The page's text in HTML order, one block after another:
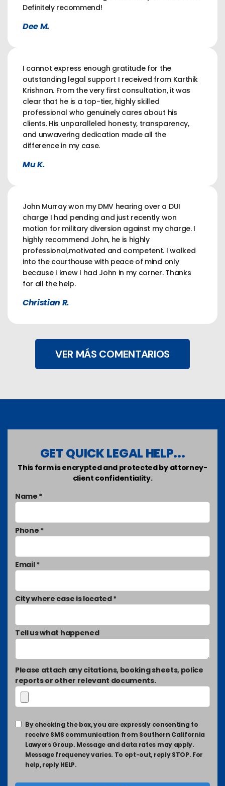
Definitely recommend!
Dee M.
I cannot express enough gratitude for the
outstanding legal support I received from Karthik
Krishnan. From the very first consultation, it was
clear that he is a top-tier, highly skilled
professional who genuinely cares about his
clients. His unparalleled honesty, transparency,
and unwavering dedication made all the
difference in my case.
Mu K.
John Murray won my DMV hearing over a DUI
charge I had pending and just recently won
motion for military diversion against my charge. I
highly recommend John, he is highly
professional,motivated and competent. I walked
into the courthouse with peace of mind only
because I knew I had John in my corner. Thanks
for all the help.
Christian R.
VER MÁS COMENTARIOS
GET QUICK LEGAL HELP...
This form is encrypted and protected by attorney-
client confidentiality.
Name *
Phone *
Email *
City where case is located *
Tell us what happened
Please attach any citations, booking sheets, police
reports or other relevant documents.
By checking the box, you are expressly consenting to
receive SMS communication from Southern California
Lawyers Group. Message and data rates may apply.
Message frequency varies. To opt-out, reply STOP. For
help, reply HELP.